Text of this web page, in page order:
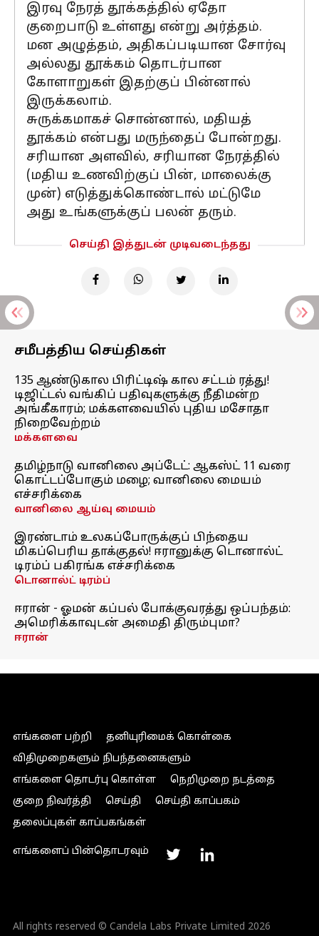
இரவு நேரத் தூக்கத்தில் ஏதோ
குறைபாடு உள்ளது என்று அர்த்தம்.
மன அழுத்தம், அதிகப்படியான சோர்வு
அல்லது தூக்கம் தொடர்பான
கோளாறுகள் இதற்குப் பின்னால்
இருக்கலாம்.
சுருக்கமாகச் சொன்னால், மதியத்
தூக்கம் என்பது மருந்தைப் போன்றது.
சரியான அளவில், சரியான நேரத்தில்
(மதிய உணவிற்குப் பின், மாலைக்கு
முன்) எடுத்துக்கொண்டால் மட்டுமே
அது உங்களுக்குப் பலன் தரும்.
செய்தி இத்துடன் முடிவடைந்தது
சமீபத்திய செய்திகள்
135 ஆண்டுகால பிரிட்டிஷ் கால சட்டம் ரத்து!
டிஜிட்டல் வங்கிப் பதிவுகளுக்கு நீதிமன்ற
அங்கீகாரம்; மக்களவையில் புதிய மசோதா
நிறைவேற்றம்
மக்களவை
தமிழ்நாடு வானிலை அப்டேட்: ஆகஸ்ட் 11 வரை
கொட்டப்போகும் மழை; வானிலை மையம்
எச்சரிக்கை
வானிலை ஆய்வு மையம்
இரண்டாம் உலகப்போருக்குப் பிந்தைய
மிகப்பெரிய தாக்குதல்! ஈரானுக்கு டொனால்ட்
டிரம்ப் பகிரங்க எச்சரிக்கை
டொனால்ட் டிரம்ப்
ஈரான் - ஓமன் கப்பல் போக்குவரத்து ஒப்பந்தம்:
அமெரிக்காவுடன் அமைதி திரும்புமா?
ஈரான்
எங்களை பற்றி
தனியுரிமைக் கொள்கை
விதிமுறைகளும் நிபந்தனைகளும்
எங்களை தொடர்பு கொள்ள
நெறிமுறை நடத்தை
குறை நிவர்த்தி
செய்தி
செய்தி காப்பகம்
தலைப்புகள் காப்பகங்கள்
எங்களைப் பின்தொடரவும்
All rights reserved © Candela Labs Private Limited 2026